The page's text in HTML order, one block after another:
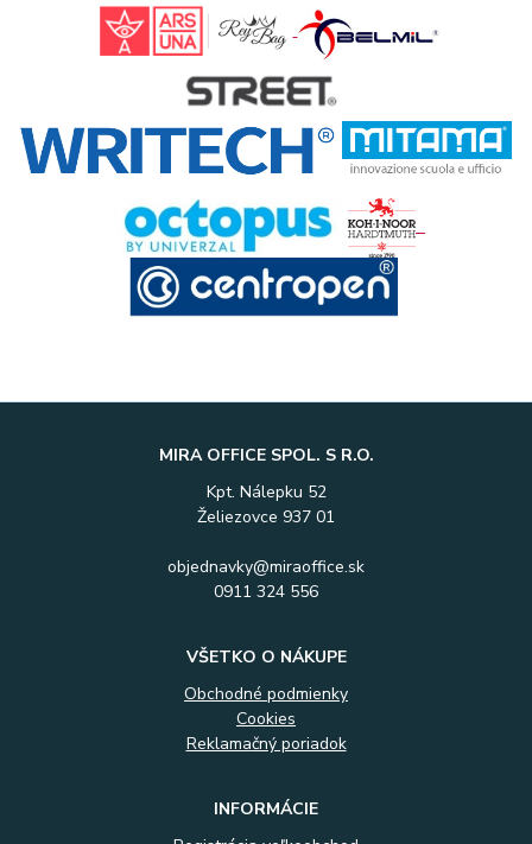
MIRA OFFICE SPOL. S R.O.
Kpt. Nálepku 52
Želiezovce 937 01
objednavky@miraoffice.sk
0911 324 556
VŠETKO O NÁKUPE
Obchodné podmienky
Cookies
Reklamačný poriadok
INFORMÁCIE